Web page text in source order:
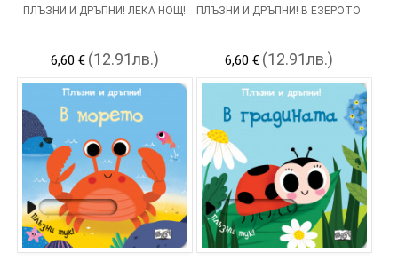
ПЛЪЗНИ И ДРЪПНИ! ЛЕКА НОЩ!
6,60 € (12.91лв.)
ПЛЪЗНИ И ДРЪПНИ! В ЕЗЕРОТО
6,60 € (12.91лв.)